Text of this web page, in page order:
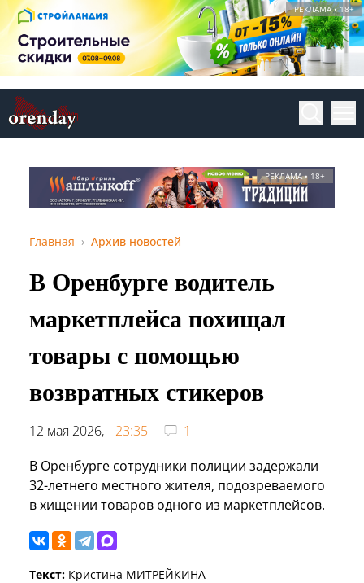
РЕКЛАМА • 18+
РЕКЛАМА • 18+
Главная Архив новостей
В Оренбурге водитель
маркетплейса похищал
товары с помощью
возвратных стикеров
12 мая 2026, 23:35
1
В Оренбурге сотрудники полиции задержали
32-летнего местного жителя, подозреваемого
в хищении товаров одного из маркетплейсов.
Текст: Кристина МИТРЕЙКИНА